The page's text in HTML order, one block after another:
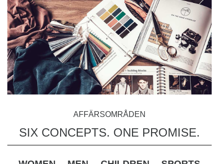
AFFÄRSOMRÅDEN
SIX CONCEPTS. ONE PROMISE.